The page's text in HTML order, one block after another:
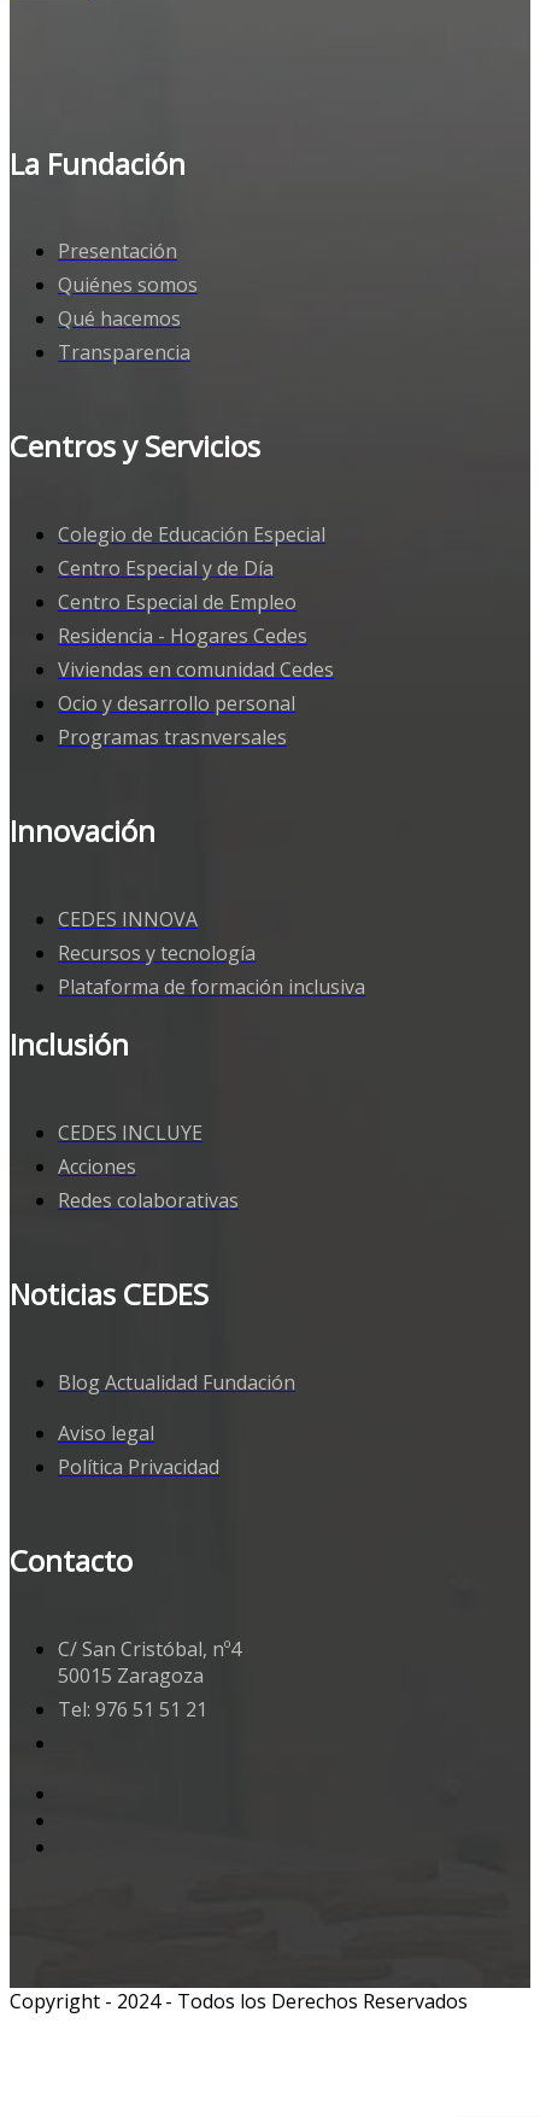
La Fundación
Presentación
Quiénes somos
Qué hacemos
Transparencia
Centros y Servicios
Colegio de Educación Especial
Centro Especial y de Día
Centro Especial de Empleo
Residencia - Hogares Cedes
Viviendas en comunidad Cedes
Ocio y desarrollo personal
Programas trasnversales
Innovación
CEDES INNOVA
Recursos y tecnología
Plataforma de formación inclusiva
Inclusión
CEDES INCLUYE
Acciones
Redes colaborativas
Noticias CEDES
Blog Actualidad Fundación
Aviso legal
Política Privacidad
Contacto
C/ San Cristóbal, nº4
50015 Zaragoza
Tel: 976 51 51 21
Copyright - 2024 - Todos los Derechos Reservados